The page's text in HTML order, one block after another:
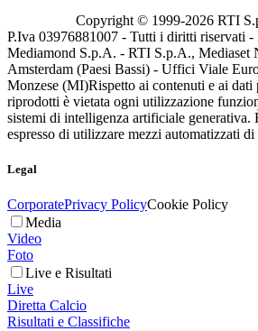
Copyright © 1999-2026 RTI
P.Iva 03976881007 - Tutti i diritti riservati -
Mediamond S.p.A. - RTI S.p.A., Mediaset
Amsterdam (Paesi Bassi) - Uffici Viale
Monzese (MI)Rispetto ai contenuti e ai dati
riprodotti è vietata ogni utilizzazione
sistemi di intelligenza artificiale generativa.
espresso di utilizzare mezzi automatizzati di
Legal
CorporatePrivacy PolicyCookie Policy
Media
Video
Foto
Live e Risultati
Live
Diretta Calcio
Risultati e Classifiche